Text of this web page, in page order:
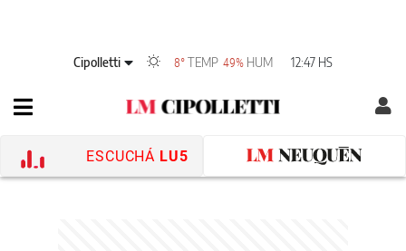
Cipolletti 8°TEMP 49% HUM 12:47 HS
ESCUCHÁ LU5